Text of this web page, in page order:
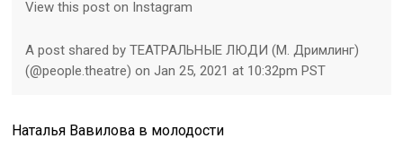
View this post on Instagram
A post shared by ТЕАТРАЛЬНЫЕ ЛЮДИ (М. Дримлинг)
(@people.theatre) on Jan 25, 2021 at 10:32pm PST
Наталья Вавилова в молодости